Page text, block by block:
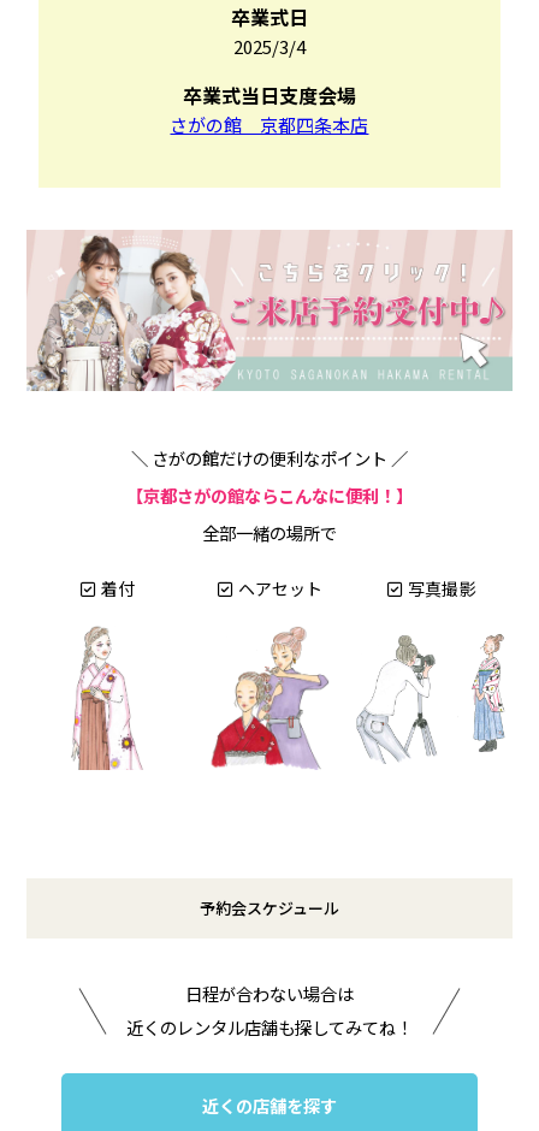
卒業式日
2025/3/4
卒業式当日支度会場
さがの館 京都四条本店
＼ さがの館だけの便利なポイント ／
【京都さがの館ならこんなに便利！】
全部一緒の場所で
着付 ヘアセット 写真撮影
予約会スケジュール
日程が合わない場合は
近くのレンタル店舗も探してみてね！
近くの店舗を探す